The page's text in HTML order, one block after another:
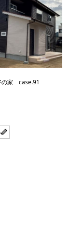
の家 case.91